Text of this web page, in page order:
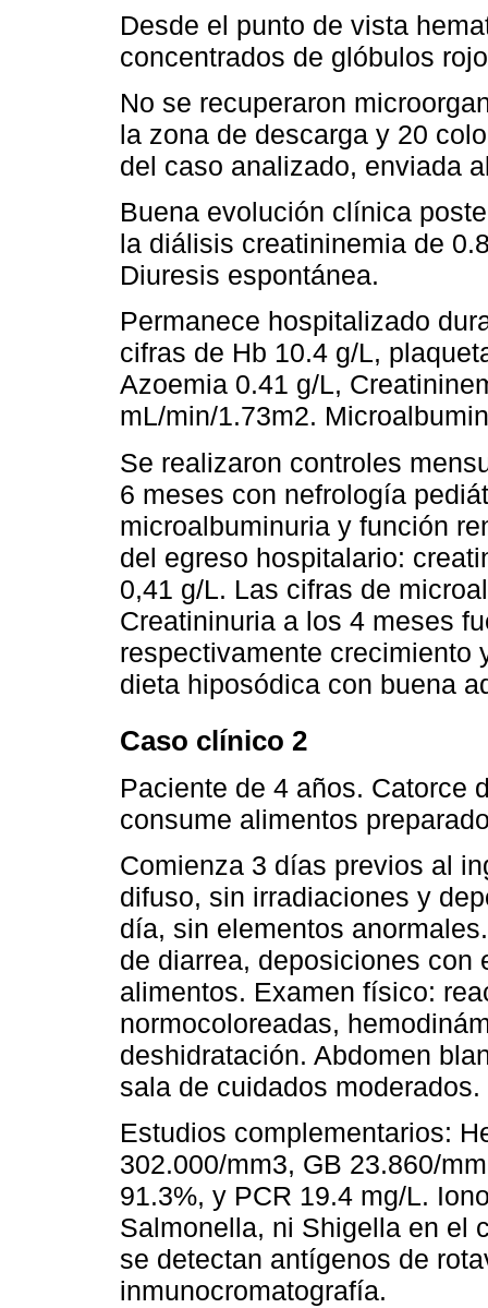
Desde el punto de vista
concentrados de glóbulos
No se recuperaron
la zona de descarga y 20
del caso analizado, enviada
Buena evolución clínica
la diálisis creatininemia de
Diuresis espontánea.
Permanece hospitalizado
cifras de Hb 10.4 g/L,
Azoemia 0.41 g/L,
mL/min/1.73m2.
Se realizaron controles
6 meses con nefrología
microalbuminuria y función
del egreso hospitalario:
0,41 g/L. Las cifras de
Creatininuria a los 4 meses
respectivamente crecimiento
dieta hiposódica con buena
Caso clínico 2
Paciente de 4 años. Catorce
consume alimentos
Comienza 3 días previos al
difuso, sin irradiaciones y
día, sin elementos
de diarrea, deposiciones con
alimentos. Examen físico:
normocoloreadas,
deshidratación. Abdomen
sala de cuidados moderados.
Estudios complementarios:
302.000/mm3, GB 23.860/
91.3%, y PCR 19.4 mg/L.
Salmonella, ni Shigella en el
se detectan antígenos de
inmunocromatografía.